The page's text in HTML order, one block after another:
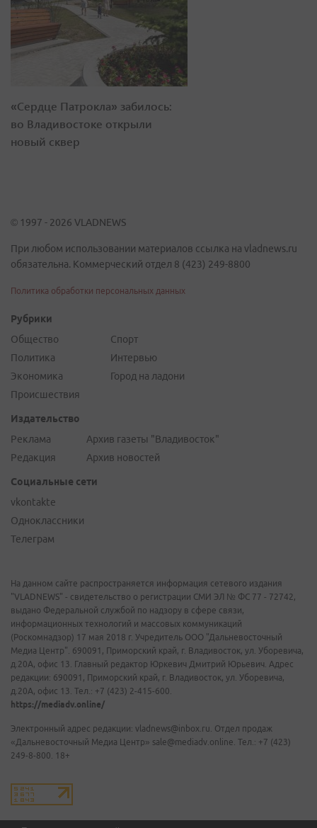
«Сердце Патрокла» забилось:
во Владивостоке открыли
новый сквер
© 1997 - 2026 VLADNEWS
При любом использовании материалов ссылка на vladnews.ru
обязательна. Коммерческий отдел 8 (423) 249-8800
Политика обработки персональных данных
Рубрики
Общество
Политика
Экономика
Происшествия
Спорт
Интервью
Город на ладони
Издательство
Реклама
Редакция
Архив газеты "Владивосток"
Архив новостей
Социальные сети
vkontakte
Одноклассники
Телеграм
На данном сайте распространяется информация сетевого издания
"VLADNEWS" - свидетельство о регистрации СМИ ЭЛ № ФС 77 - 72742,
выдано Федеральной службой по надзору в сфере связи,
информационных технологий и массовых коммуникаций
(Роскомнадзор) 17 мая 2018 г. Учредитель ООО "Дальневосточный
Медиа Центр". 690091, Приморский край, г. Владивосток, ул. Уборевича,
д.20А, офис 13. Главный редактор Юркевич Дмитрий Юрьевич. Адрес
редакции: 690091, Приморский край, г. Владивосток, ул. Уборевича,
д.20А, офис 13. Тел.: +7 (423) 2-415-600.
https://mediadv.online/
Электронный адрес редакции: vladnews@inbox.ru. Отдел продаж
«Дальневосточный Медиа Центр» sale@mediadv.online. Тел.: +7 (423)
249-8-800. 18+